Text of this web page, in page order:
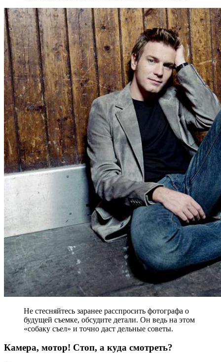
Не стесняйтесь заранее расспросить фотографа о
будущей съемке, обсудите детали. Он ведь на этом
«собаку съел» и точно даст дельные советы.
Камера, мотор! Стоп, а куда смотреть?